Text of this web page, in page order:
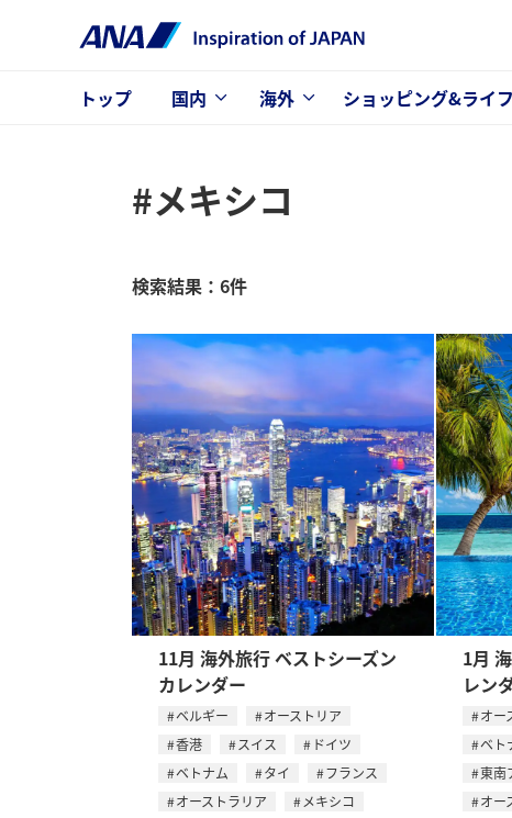
トップ 国内 海外 ショッピング&ライフ
#メキシコ
検索結果：6件
11月 海外旅行 ベストシーズン
カレンダー
ベルギー
オーストリア
香港
スイス
ドイツ
ベトナム
タイ
フランス
オーストラリア
メキシコ
1月
レン
オー
ベト
東南
オー